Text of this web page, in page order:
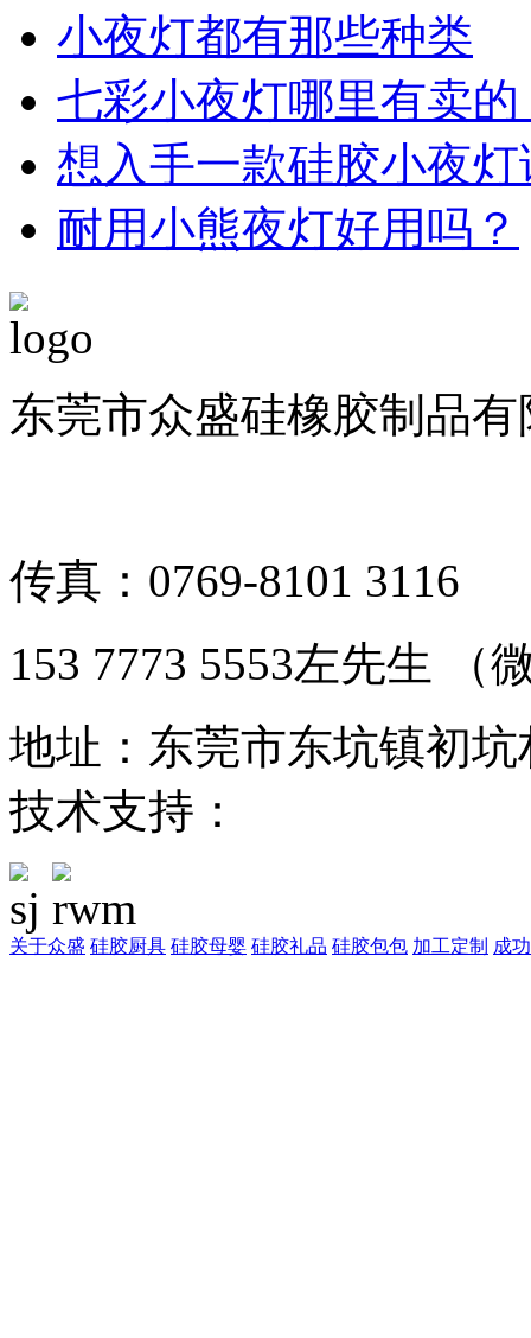
小夜灯都有那些种类
七彩小夜灯哪里有卖的
想入手一款硅胶小夜
耐用小熊夜灯好用吗？
东莞市众盛硅橡胶制品
传真：0769-8101 3116
153 7773 5553左先生 （
地址：东莞市东坑镇初
技术支持：
关于众盛 硅胶厨具 硅胶母婴 硅胶礼品 硅胶包包 加工定制 成